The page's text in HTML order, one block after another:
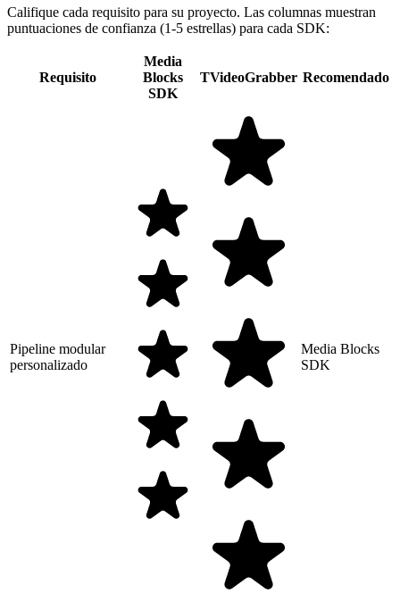
Califique cada requisito para su proyecto. Las columnas muestran
puntuaciones de confianza (1-5 estrellas) para cada SDK:
Requisito
Media
Blocks
SDK
TVideoGrabber Recomendado
Pipeline modular
personalizado
Media Blocks
SDK